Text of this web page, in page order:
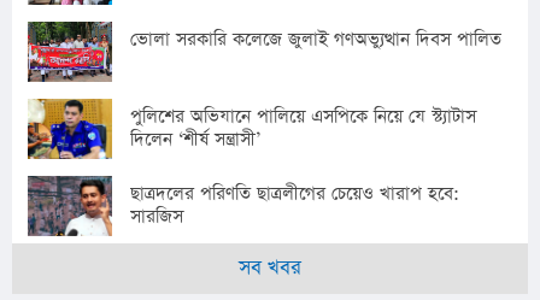
ভোলা সরকারি কলেজে জুলাই গণঅভ্যুত্থান দিবস পালিত
পুলিশের অভিযানে পালিয়ে এসপিকে নিয়ে যে স্ট্যাটাস
দিলেন ‘শীর্ষ সন্ত্রাসী’
ছাত্রদলের পরিণতি ছাত্রলীগের চেয়েও খারাপ হবে:
সারজিস
সব খবর